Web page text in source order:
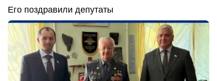
Его поздравили депутаты